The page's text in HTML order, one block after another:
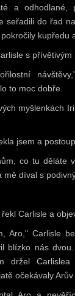
a odhodlané,
seřadili do řad
kupředu
s přívětivým
to moc dobře.
myšlenkách
jsem a
co tu děláte
díval s
řekl Carlisle a
Aro," Carlisle
blízko nás
držel
očekávaly Arův